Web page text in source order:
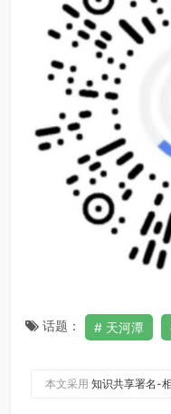
话题： 天河潭
本文采用 知识共享署名-